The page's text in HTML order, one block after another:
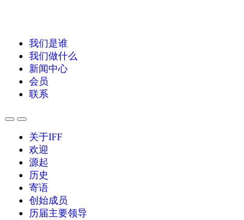
我们是谁
我们做什么
新闻中心
会员
联系
关于IFF
欢迎
源起
历史
寄语
创始成员
历届主要领导